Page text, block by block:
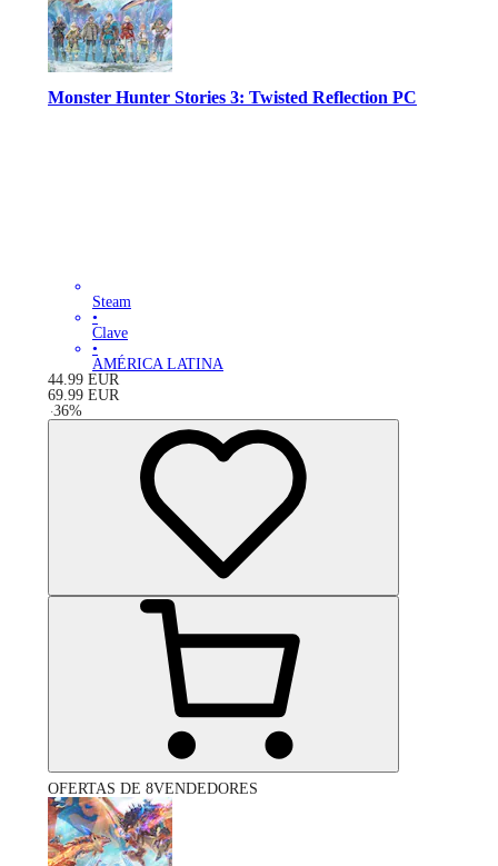
Monster Hunter Stories 3: Twisted Reflection PC
Steam
•
Clave
•
AMÉRICA LATINA
44.99 EUR
69.99 EUR
-36%
OFERTAS DE 8VENDEDORES